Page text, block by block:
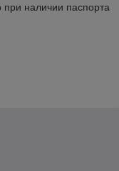
наличии паспорта